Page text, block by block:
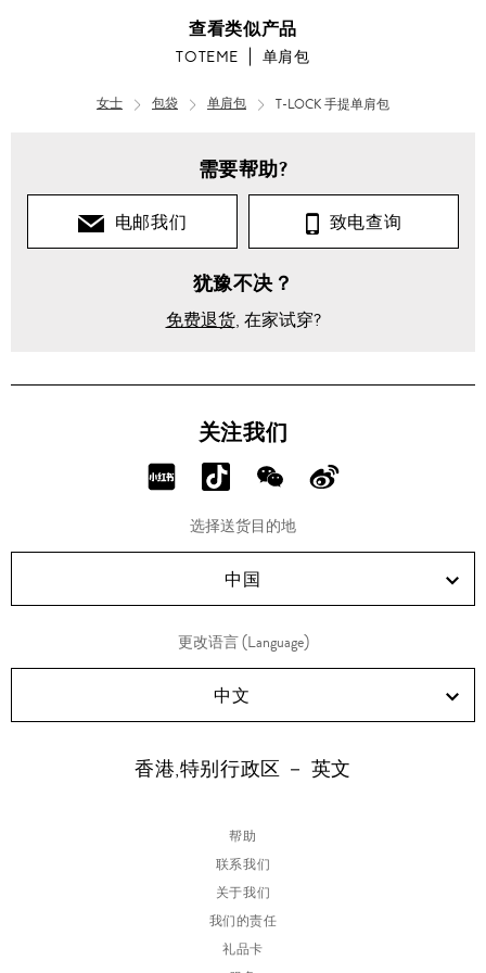
查看类似产品
TOTEME 单肩包
女士 包袋 单肩包 T-LOCK 手提单肩包
需要帮助?
电邮我们 致电查询
犹豫不决？
免费退货, 在家试穿?
关注我们
分
RED!
分
享
Douyin!
分
享
WeChat!
分
Weibo!
选择送货目的地
中国
更改语言 (Language)
中文
香港,特别行政区 － 英文
帮助
联系我们
关于我们
我们的责任
礼品卡